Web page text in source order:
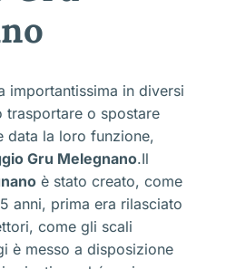
importantissima in diversi
trasportare o spostare
data la loro funzione,
Gru Melegnano.Il
è stato creato, come
anni, prima era rilasciato
come gli scali
è messo a disposizione